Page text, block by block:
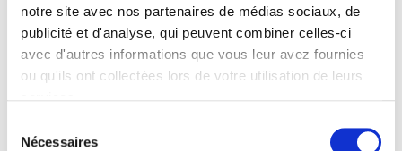
notre site avec nos partenaires de médias sociaux, de
publicité et d'analyse, qui peuvent combiner celles-ci
avec d'autres informations que vous leur avez fournies
ou qu'ils ont collectées lors de votre utilisation de leurs
Nécessaires